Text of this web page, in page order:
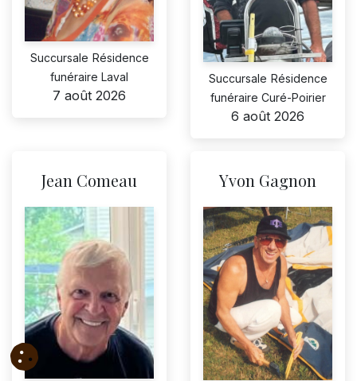
Succursale Résidence
funéraire Laval
7 août 2026
Succursale Résidence
funéraire Curé-Poirier
6 août 2026
Jean Comeau Yvon Gagnon